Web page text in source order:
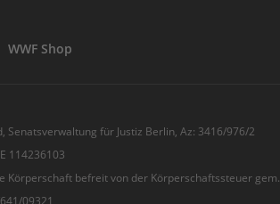
WWF Shop
Senatsverwaltung für Justiz Berlin, Az: 3416/976/2
114236103
Körperschaft befreit von der Körperschaftssteuer gem.
09321